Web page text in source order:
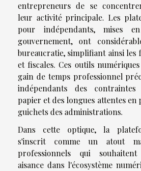
entrepreneurs de se
leur activité principale. Les
pour indépendants, mises
gouvernement, ont
bureaucratie, simplifiant ainsi les
et fiscales. Ces outils
gain de temps professionnel
indépendants des contraintes
papier et des longues attentes en
guichets des administrations.
Dans cette optique, la
s'inscrit comme un atout
professionnels qui
aisance dans l'écosystème